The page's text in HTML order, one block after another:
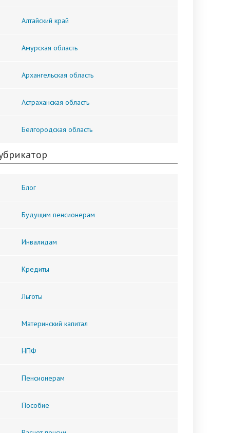
Алтайский край
Амурская область
Архангельская область
Астраханская область
Белгородская область
Блог
Будущим пенсионерам
Инвалидам
Кредиты
Льготы
Материнский капитал
НПФ
Пенсионерам
Пособие